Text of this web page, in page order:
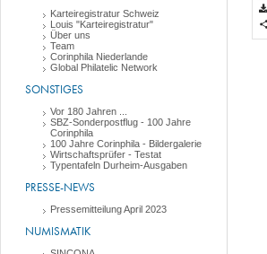
Karteiregistratur Schweiz
Louis "Karteiregistratur"
Über uns
Team
Corinphila Niederlande
Global Philatelic Network
SONSTIGES
Vor 180 Jahren ...
SBZ-Sonderpostflug - 100 Jahre
Corinphila
100 Jahre Corinphila - Bildergalerie
Wirtschaftsprüfer - Testat
Typentafeln Durheim-Ausgaben
PRESSE-NEWS
Pressemitteilung April 2023
NUMISMATIK